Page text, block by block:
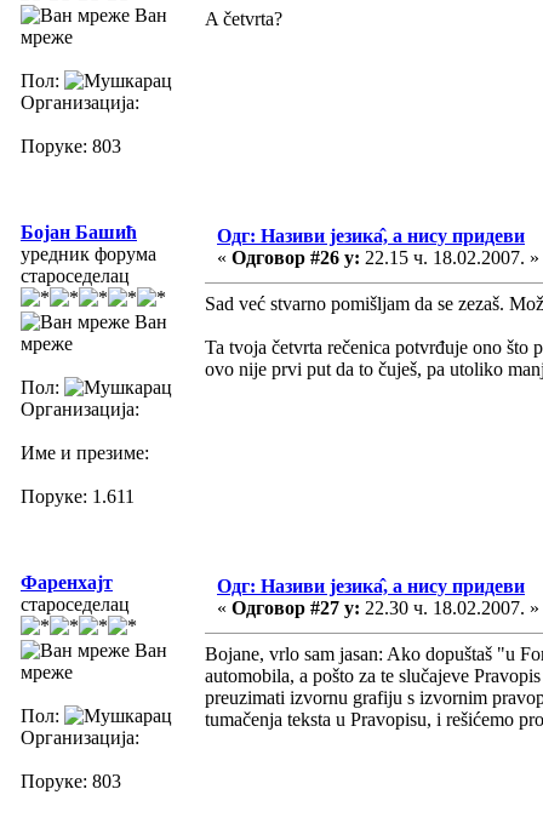
Ван
мреже
Пол:
Организација:
Поруке: 803
A četvrta?
Бојан Башић
уредник форума
староседелац
Ван
мреже
Пол:
Организација:
Име и презиме:
Поруке: 1.611
Одг: Називи језика̂, а нису придеви
« Одговор #26 у: 22.15 ч. 18.02.2007. »
Sad već stvarno pomišljam da se zezaš.
Ta tvoja četvrta rečenica potvrđuje ono
ovo nije prvi put da to čuješ, pa utoliko
Фаренхајт
староседелац
Ван
мреже
Пол:
Организација:
Поруке: 803
Одг: Називи језика̂, а нису придеви
« Одговор #27 у: 22.30 ч. 18.02.2007. »
Bojane, vrlo sam jasan: Ako dopuštaš "u
automobila, a pošto za te slučajeve
preuzimati izvornu grafiju s izvornim
tumačenja teksta u Pravopisu, i rešićemo